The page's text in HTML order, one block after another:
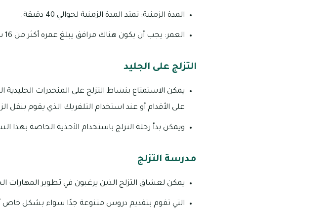
المدة الزمنية: تمتد المدة الزمنية لحوالي 40 دقيقة.
العمر: يجب أن يكون هناك مرافق يبلغ عمره أكثر من 16 سنة عند دخول الأطفال دون سن الـ 14 سنة.
التزلج على الجليد
يمكن الاستمتاع بنشاط التزلج على المنحدرات
على الأقدام أو عند استخدام التلفريك الذي يقوم بنقل
ويمكن بدأ رحلة التزلج باستخدام الأحذية الخاصة بهذا
مدرسة التزلج
يمكن لعشاق التزلج الذين يرغبون في تطوير المهارات
التي تقوم بتقديم دروس متنوعة جدًا سواء بشكل